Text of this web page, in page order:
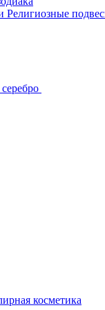
Религиозные
косметика